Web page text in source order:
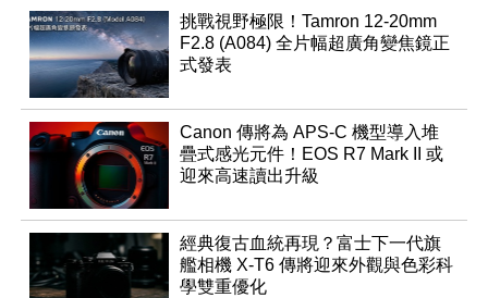
挑戰視野極限！Tamron 12-20mm
F2.8 (A084) 全片幅超廣角變焦鏡正
式發表
Canon 傳將為 APS-C 機型導入堆
疊式感光元件！EOS R7 Mark II 或
迎來高速讀出升級
經典復古血統再現？富士下一代旗
艦相機 X-T6 傳將迎來外觀與色彩科
學雙重優化